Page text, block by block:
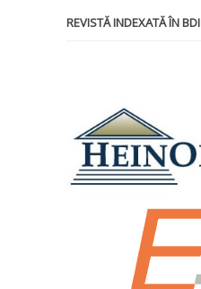
REVISTĂ INDEXATĂ ÎN BDI